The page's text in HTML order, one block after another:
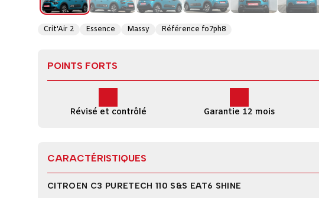
Crit'Air 2 Essence Massy Référence fo7ph8
POINTS FORTS
Révisé et contrôlé Garantie 12 mois
CARACTÉRISTIQUES
CITROEN C3 PURETECH 110 S&S EAT6 SHINE